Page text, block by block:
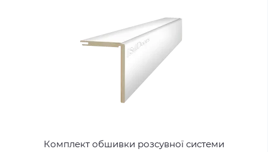
Комплект обшивки розсувної системи